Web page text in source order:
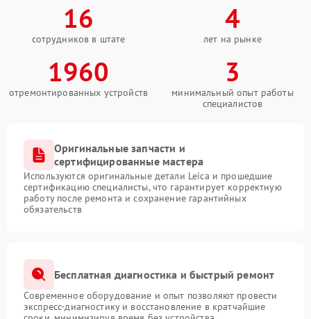
16
сотрудников в штате
4
лет на рынке
1960
отремонтированных устройств
3
минимальный опыт работы
специалистов
Оригинальные запчасти и
сертифицированные мастера
Используются оригинальные детали Leica и прошедшие
сертификацию специалисты, что гарантирует корректную
работу после ремонта и сохранение гарантийных
обязательств
Бесплатная диагностика и быстрый ремонт
Современное оборудование и опыт позволяют провести
экспресс-диагностику и восстановление в кратчайшие